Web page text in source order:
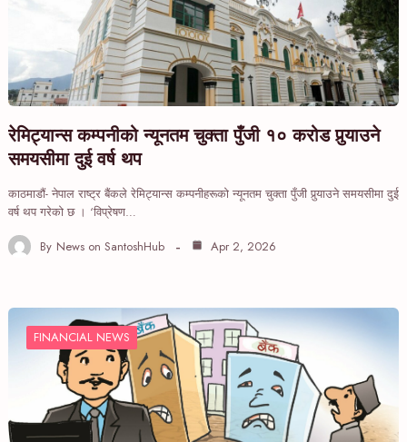
रेमिट्यान्स कम्पनीको न्यूनतम चुक्ता पुँजी १० करोड पुर्‍याउने
समयसीमा दुई वर्ष थप
काठमाडौं- नेपाल राष्ट्र बैंकले रेमिट्यान्स कम्पनीहरूको न्यूनतम चुक्ता पुँजी पुर्‍याउने समयसीमा दुई
वर्ष थप गरेको छ । ‘विप्रेषण…
By News on SantoshHub Apr 2, 2026
FINANCIAL NEWS